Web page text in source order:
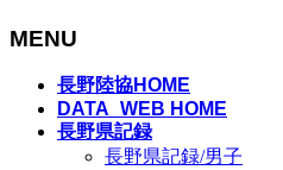
MENU
長野陸協HOME
DATA_WEB HOME
長野県記録
長野県記録/男子